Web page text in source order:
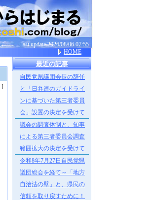
last update 2026/08/06 07:55
HOME
］
最近の記事
自民党県議団会長の辞任
と「日弁連のガイドライ
ンに基づいた第三者委員
会」設置の決定を受けて
議会の調査体制と、知事
による第三者委員会調査
範囲拡大の決定を受けて
令和8年7月27日自民党県
議団総会を経て～「地方
自治法の壁」と、県民の
信頼を取り戻すために！